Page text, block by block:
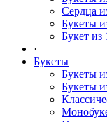
Сердца
Букеты
Букет из
·
Букеты
Букеты
Букеты